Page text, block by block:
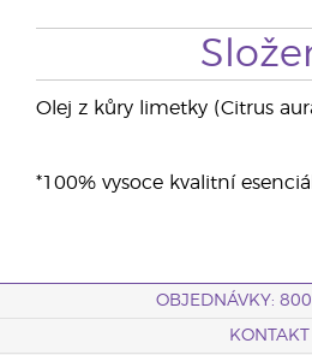
Olej z kůry limetky (Citrus
*100% vysoce kvalitní
OBJEDNÁVKY:
KONTAKT